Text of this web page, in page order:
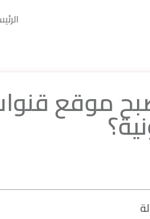
موقع